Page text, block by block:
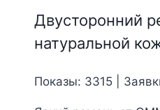
Двусторонний
натуральной
Показы: 3315 |